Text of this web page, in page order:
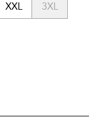
XXL 3XL